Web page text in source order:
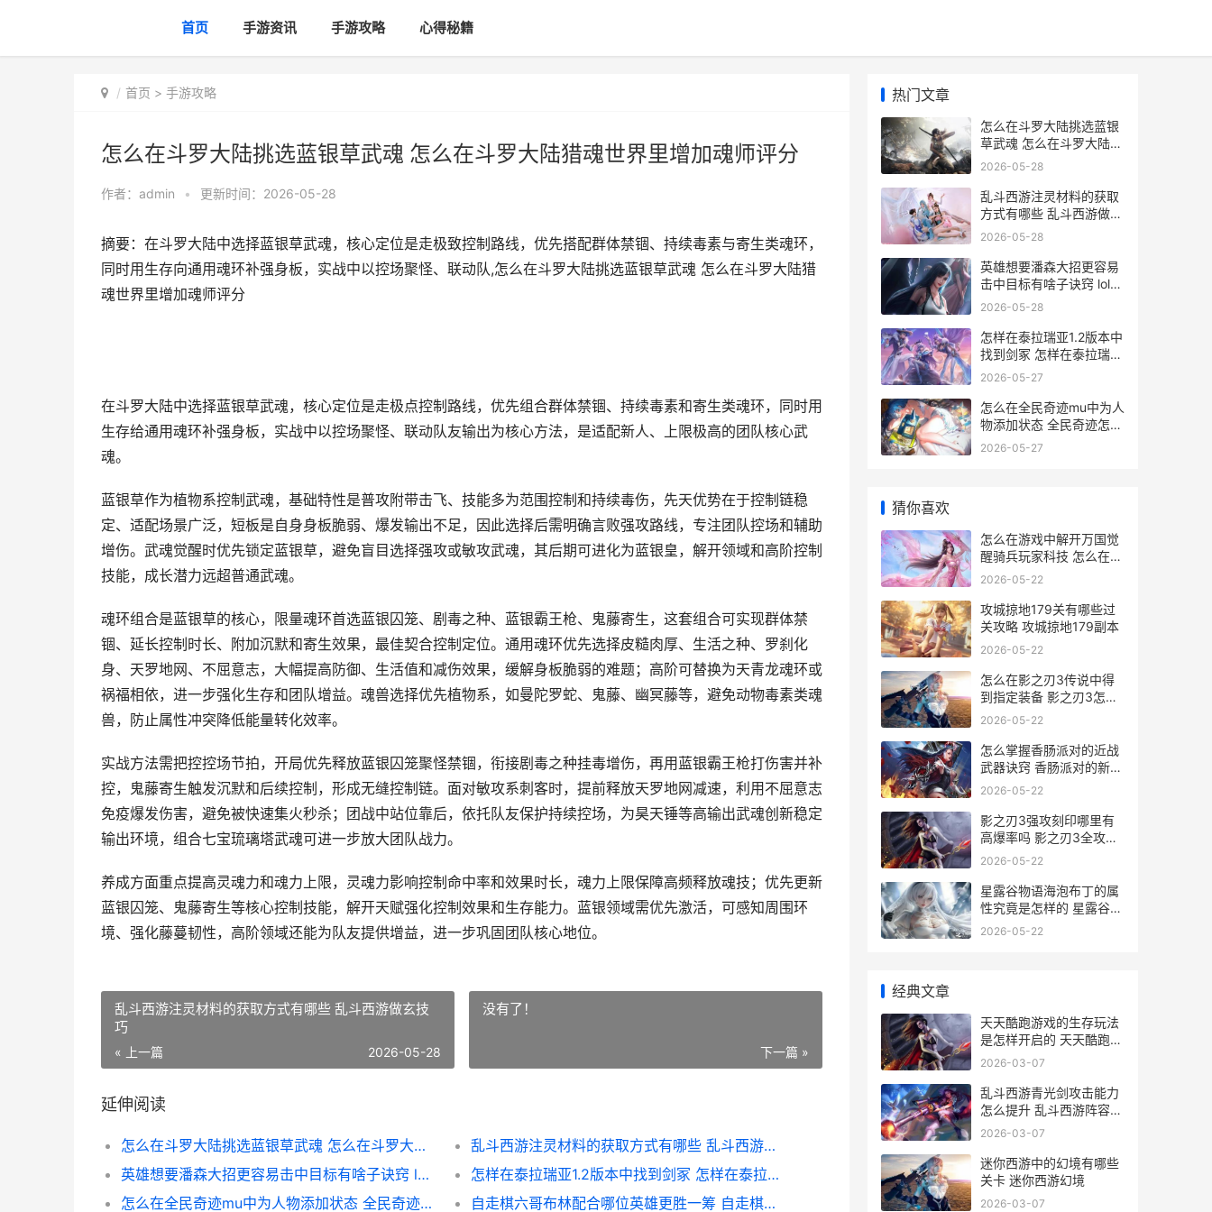
首页 手游资讯 手游攻略 心得秘籍
首页 > 手游攻略
怎么在斗罗大陆挑选蓝银草武魂 怎么在斗罗大陆猎魂世界里增加魂师评分
作者： admin • 更新时间：2026-05-28
摘要：在斗罗大陆中选择蓝银草武魂，核心定位是走极致控制路线，优先搭配群体禁锢、持续毒素与寄生类魂环，
同时用生存向通用魂环补强身板，实战中以控场聚怪、联动队,怎么在斗罗大陆挑选蓝银草武魂 怎么在斗罗大陆猎
魂世界里增加魂师评分
在斗罗大陆中选择蓝银草武魂，核心定位是走极点控制路线，优先组合群体禁锢、持续毒素和寄生类魂环，同时用
生存给通用魂环补强身板，实战中以控场聚怪、联动队友输出为核心方法，是适配新人、上限极高的团队核心武
魂。
蓝银草作为植物系控制武魂，基础特性是普攻附带击飞、技能多为范围控制和持续毒伤，先天优势在于控制链稳
定、适配场景广泛，短板是自身身板脆弱、爆发输出不足，因此选择后需明确言败强攻路线，专注团队控场和辅助
增伤。武魂觉醒时优先锁定蓝银草，避免盲目选择强攻或敏攻武魂，其后期可进化为蓝银皇，解开领域和高阶控制
技能，成长潜力远超普通武魂。
魂环组合是蓝银草的核心，限量魂环首选蓝银囚笼、剧毒之种、蓝银霸王枪、鬼藤寄生，这套组合可实现群体禁
锢、延长控制时长、附加沉默和寄生效果，最佳契合控制定位。通用魂环优先选择皮糙肉厚、生活之种、罗刹化
身、天罗地网、不屈意志，大幅提高防御、生活值和减伤效果，缓解身板脆弱的难题；高阶可替换为天青龙魂环或
祸福相依，进一步强化生存和团队增益。魂兽选择优先植物系，如曼陀罗蛇、鬼藤、幽冥藤等，避免动物毒素类魂
兽，防止属性冲突降低能量转化效率。
实战方法需把控控场节拍，开局优先释放蓝银囚笼聚怪禁锢，衔接剧毒之种挂毒增伤，再用蓝银霸王枪打伤害并补
控，鬼藤寄生触发沉默和后续控制，形成无缝控制链。面对敏攻系刺客时，提前释放天罗地网减速，利用不屈意志
免疫爆发伤害，避免被快速集火秒杀；团战中站位靠后，依托队友保护持续控场，为昊天锤等高输出武魂创新稳定
输出环境，组合七宝琉璃塔武魂可进一步放大团队战力。
养成方面重点提高灵魂力和魂力上限，灵魂力影响控制命中率和效果时长，魂力上限保障高频释放魂技；优先更新
蓝银囚笼、鬼藤寄生等核心控制技能，解开天赋强化控制效果和生存能力。蓝银领域需优先激活，可感知周围环
境、强化藤蔓韧性，高阶领域还能为队友提供增益，进一步巩固团队核心地位。
乱斗西游注灵材料的获取方式有哪些 乱斗西游做玄技
巧
« 上一篇 2026-05-28
没有了！
下一篇 »
延伸阅读
怎么在斗罗大陆挑选蓝银草武魂 怎么在斗罗大陆猎魂世界里增加魂师评分
乱斗西游注灵材料的获取方式有哪些 乱斗西游做玄技巧
英雄想要潘森大招更容易击中目标有啥子诀窍 lol新版潘森怎么玩
怎样在泰拉瑞亚1.2版本中找到剑冢 怎样在泰拉瑞亚里用指令获得天顶剑装备
怎么在全民奇迹mu中为人物添加状态 全民奇迹怎么玩才厉害
自走棋六哥布林配合哪位英雄更胜一筹 自走棋哥布林组合
热门文章
怎么在斗罗大陆挑选蓝银
草武魂 怎么在斗罗大陆猎
魂世界里增加魂师评分
2026-05-28
乱斗西游注灵材料的获取
方式有哪些 乱斗西游做玄
技巧
2026-05-28
英雄想要潘森大招更容易
击中目标有啥子诀窍 lol新
版潘森怎么玩
2026-05-28
怎样在泰拉瑞亚1.2版本中
找到剑冢 怎样在泰拉瑞亚
里用指令获得天顶剑装备
2026-05-27
怎么在全民奇迹mu中为人
物添加状态 全民奇迹怎么
玩才厉害
2026-05-27
猜你喜欢
怎么在游戏中解开万国觉
醒骑兵玩家科技 怎么在游
戏中解绑手机号
2026-05-22
攻城掠地179关有哪些过
关攻略 攻城掠地179副本
2026-05-22
怎么在影之刃3传说中得
到指定装备 影之刃3怎么
sl
2026-05-22
怎么掌握香肠派对的近战
武器诀窍 香肠派对的新手
教程
2026-05-22
影之刃3强攻刻印哪里有
高爆率吗 影之刃3全攻刻
印
2026-05-22
星露谷物语海泡布丁的属
性究竟是怎样的 星露谷物
语海泡布丁
2026-05-22
经典文章
天天酷跑游戏的生存玩法
是怎样开启的 天天酷跑游
戏攻略大全
2026-03-07
乱斗西游青光剑攻击能力
怎么提升 乱斗西游阵容搭
配攻略
2026-03-07
迷你西游中的幻境有哪些
关卡 迷你西游幻境
2026-03-07